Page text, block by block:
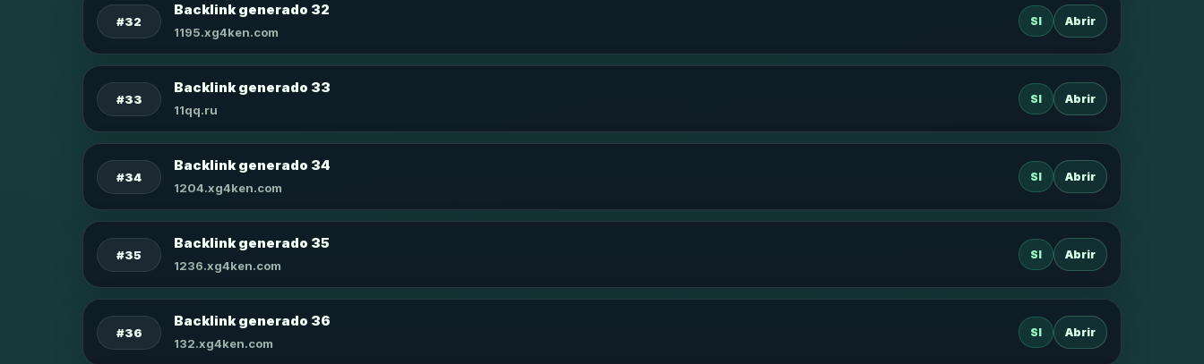
#32
Backlink generado 32
1195.xg4ken.com
SI Abrir
#33
Backlink generado 33
11qq.ru
SI Abrir
#34
Backlink generado 34
1204.xg4ken.com
SI Abrir
#35
Backlink generado 35
1236.xg4ken.com
SI Abrir
#36
Backlink generado 36
132.xg4ken.com
SI Abrir